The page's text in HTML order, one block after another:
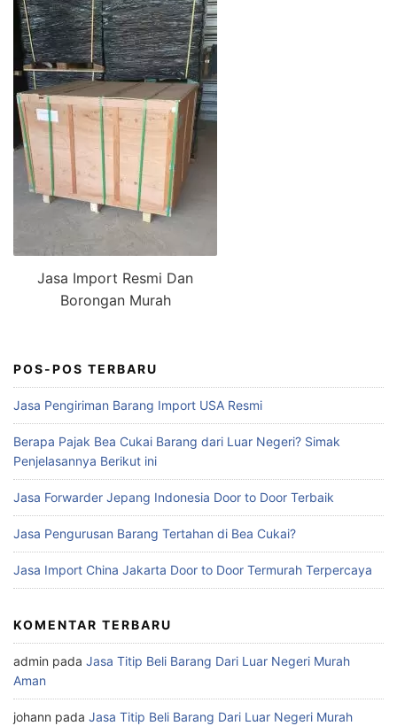
Jasa Import Resmi Dan
Borongan Murah
POS-POS TERBARU
Jasa Pengiriman Barang Import USA Resmi
Berapa Pajak Bea Cukai Barang dari Luar Negeri? Simak
Penjelasannya Berikut ini
Jasa Forwarder Jepang Indonesia Door to Door Terbaik
Jasa Pengurusan Barang Tertahan di Bea Cukai?
Jasa Import China Jakarta Door to Door Termurah Terpercaya
KOMENTAR TERBARU
admin pada Jasa Titip Beli Barang Dari Luar Negeri Murah
Aman
johann pada Jasa Titip Beli Barang Dari Luar Negeri Murah